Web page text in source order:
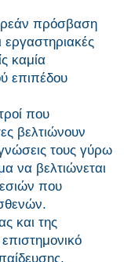
πρόσβαση
καμία
επιπέδου
που
βελτιώνουν
γνώσεις τους γύρω
να βελτιώνεται
που
και της